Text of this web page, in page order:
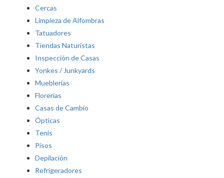
Cercas
Limpieza de Alfombras
Tatuadores
Tiendas Naturistas
Inspección de Casas
Yonkes / Junkyards
Mueblerias
Florerías
Casas de Cambio
Ópticas
Tenis
Pisos
Depilación
Refrigeradores